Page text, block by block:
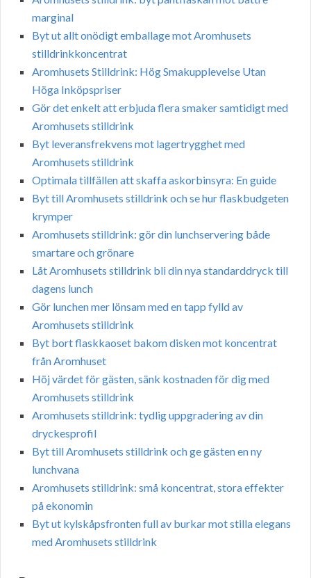
marginal
Byt ut allt onödigt emballage mot Aromhusets
stilldrinkkoncentrat
Aromhusets Stilldrink: Hög Smakupplevelse Utan
Höga Inköpspriser
Gör det enkelt att erbjuda flera smaker samtidigt med
Aromhusets stilldrink
Byt leveransfrekvens mot lagertrygghet med
Aromhusets stilldrink
Optimala tillfällen att skaffa askorbinsyra: En guide
Byt till Aromhusets stilldrink och se hur flaskbudgeten
krymper
Aromhusets stilldrink: gör din lunchservering både
smartare och grönare
Låt Aromhusets stilldrink bli din nya standarddryck till
dagens lunch
Gör lunchen mer lönsam med en tapp fylld av
Aromhusets stilldrink
Byt bort flaskkaoset bakom disken mot koncentrat
från Aromhuset
Höj värdet för gästen, sänk kostnaden för dig med
Aromhusets stilldrink
Aromhusets stilldrink: tydlig uppgradering av din
dryckesprofil
Byt till Aromhusets stilldrink och ge gästen en ny
lunchvana
Aromhusets stilldrink: små koncentrat, stora effekter
på ekonomin
Byt ut kylskåpsfronten full av burkar mot stilla elegans
med Aromhusets stilldrink